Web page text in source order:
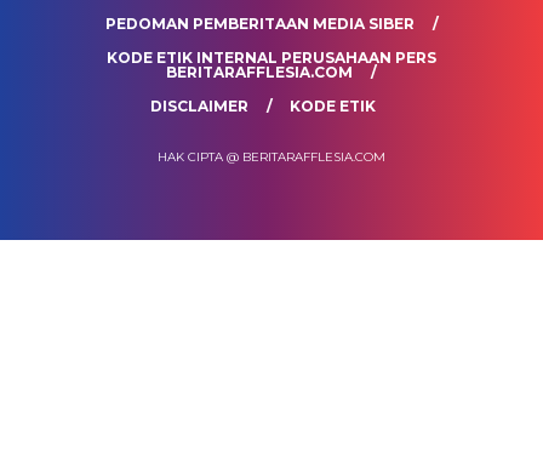
PEDOMAN PEMBERITAAN MEDIA SIBER
KODE ETIK INTERNAL PERUSAHAAN PERS
BERITARAFFLESIA.COM
DISCLAIMER
KODE ETIK
HAK CIPTA @ BERITARAFFLESIA.COM